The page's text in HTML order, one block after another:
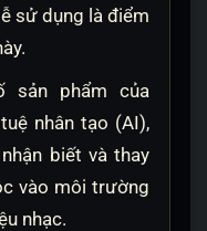
sử dụng là điểm
sản phẩm của
nhân tạo (AI),
biết và thay
vào môi trường
nhạc.